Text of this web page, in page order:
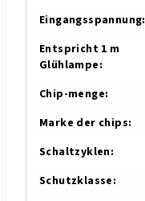
Eingangsspannung:
Entspricht 1 m
Glühlampe:
Chip-menge:
Marke der chips:
Schaltzyklen:
Schutzklasse: